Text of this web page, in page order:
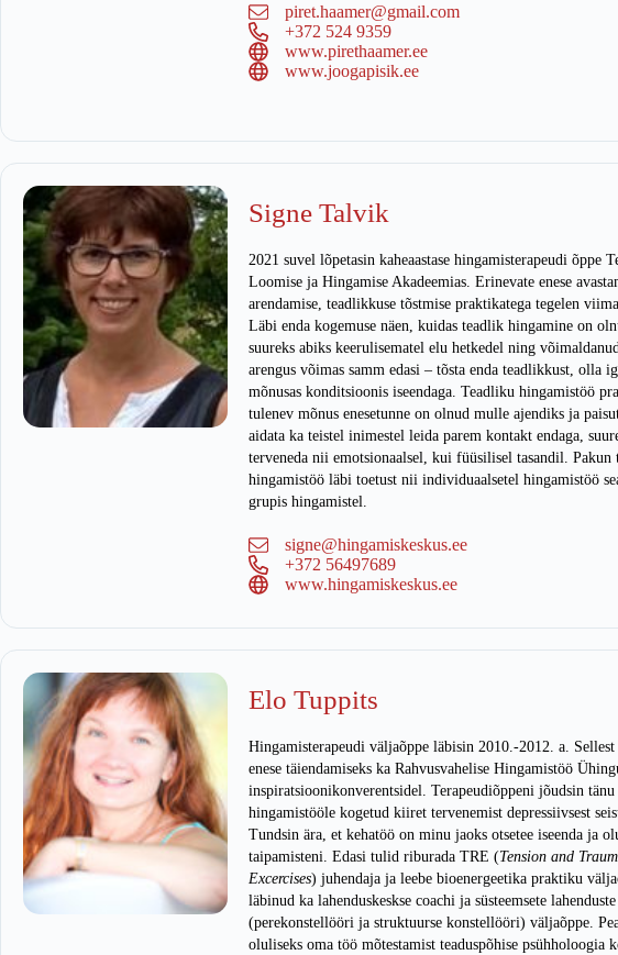
piret.haamer@gmail.com
+372 524 9359
www.pirethaamer.ee
www.joogapisik.ee
Signe Talvik
2021 suvel lõpetasin kaheaastase hingamisterapeudi õppe
Loomise ja Hingamise Akadeemias. Erinevate enese
arendamise, teadlikkuse tõstmise praktikatega tegelen
Läbi enda kogemuse näen, kuidas teadlik hingamine on
suureks abiks keerulisematel elu hetkedel ning
arengus võimas samm edasi – tõsta enda teadlikkust, olla
mõnusas konditsioonis iseendaga. Teadliku hingamistöö
tulenev mõnus enesetunne on olnud mulle ajendiks ja
aidata ka teistel inimestel leida parem kontakt endaga,
terveneda nii emotsionaalsel, kui füüsilisel tasandil. Pakun
hingamistöö läbi toetust nii individuaalsetel hingamistöö
grupis hingamistel.
signe@hingamiskeskus.ee
+372 56497689
www.hingamiskeskus.ee
Elo Tuppits
Hingamisterapeudi väljaõppe läbisin 2010.-2012. a. Sellest
enese täiendamiseks ka Rahvusvahelise Hingamistöö
inspiratsioonikonverentsidel. Terapeudiõppeni jõudsin tänu
hingamistööle kogetud kiiret tervenemist depressiivsest
Tundsin ära, et kehatöö on minu jaoks otsetee iseenda ja
taipamisteni. Edasi tulid riburada TRE (Tension and
Excercises) juhendaja ja leebe bioenergeetika praktiku
läbinud ka lahenduskeskse coachi ja süsteemsete lahenduste
(perekonstellööri ja struktuurse konstellööri) väljaõppe.
oluliseks oma töö mõtestamist teaduspõhise psühholoogia